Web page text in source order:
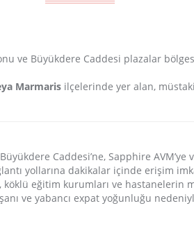
ve Büyükdere Caddesi plazalar
Marmaris ilçelerinde yer alan,
Caddesi’ne, Sapphire
yollarına dakikalar içinde erişim
eğitim kurumları ve hastanelerin
ve yabancı expat yoğunluğu